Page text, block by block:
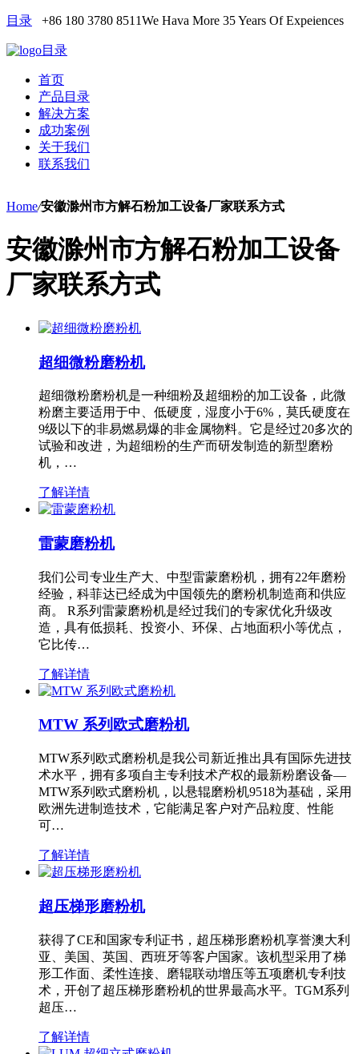
目录 +86 180 3780 8511We Hava More 35 Years Of Expeiences
目录
首页
产品目录
解决方案
成功案例
关于我们
联系我们
Home/安徽滁州市方解石粉加工设备厂家联系方式
安徽滁州市方解石粉加工设备
厂家联系方式
超细微粉磨粉机
超细微粉磨粉机是一种细粉及超细粉的加工设备，此微
粉磨主要适用于中、低硬度，湿度小于6%，莫氏硬度在
9级以下的非易燃易爆的非金属物料。它是经过20多次的
试验和改进，为超细粉的生产而研发制造的新型磨粉
机，…
了解详情
雷蒙磨粉机
我们公司专业生产大、中型雷蒙磨粉机，拥有22年磨粉
经验，科菲达已经成为中国领先的磨粉机制造商和供应
商。 R系列雷蒙磨粉机是经过我们的专家优化升级改
造，具有低损耗、投资小、环保、占地面积小等优点，
它比传…
了解详情
MTW 系列欧式磨粉机
MTW系列欧式磨粉机是我公司新近推出具有国际先进技
术水平，拥有多项自主专利技术产权的最新粉磨设备—
MTW系列欧式磨粉机，以悬辊磨粉机9518为基础，采用
欧洲先进制造技术，它能满足客户对产品粒度、性能
可…
了解详情
超压梯形磨粉机
获得了CE和国家专利证书，超压梯形磨粉机享誉澳大利
亚、美国、英国、西班牙等客户国家。该机型采用了梯
形工作面、柔性连接、磨辊联动增压等五项磨机专利技
术，开创了超压梯形磨粉机的世界最高水平。TGM系列
超压…
了解详情